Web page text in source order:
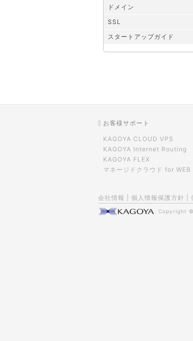
ドメイン
SSL
スタートアップガイド
お客様サポート
KAGOYA CLOUD VPS
KAGOYA Internet Routing
KAGOYA FLEX
マネージドクラウド for WEB
会社情報 個人情報保護方針
Copyright